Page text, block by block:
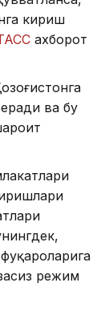
кириш
ахборот
ва бу
режим